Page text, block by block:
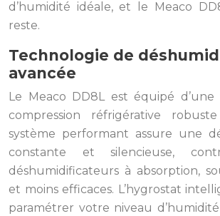
d’humidité idéale, et le Meaco
reste.
Technologie de
avancée
Le Meaco DD8L est équipé
compression réfrigérative
système performant assure une
constante et silencieuse,
déshumidificateurs à absorption,
et moins efficaces. L’hygrostat
paramétrer votre niveau